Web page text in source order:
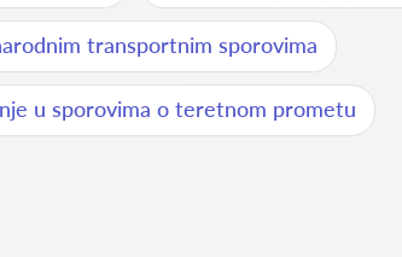
transportnim sporovima
u sporovima o teretnom prometu